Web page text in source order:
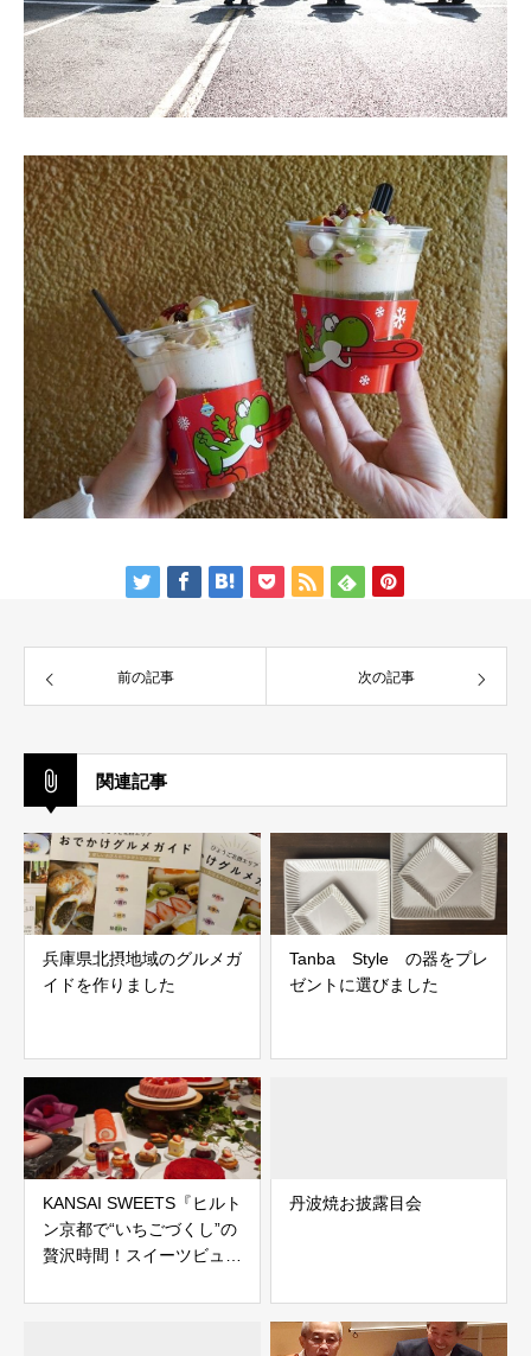
前の記事 次の記事
関連記事
兵庫県北摂地域のグルメガ
イドを作りました
Tanba Style の器をプレ
ゼントに選びました
KANSAI SWEETS『ヒルト
ン京都で“いちごづくし”の
贅沢時間！スイーツビュッ
メロ♡」がスタート』記事
丹波焼お披露目会